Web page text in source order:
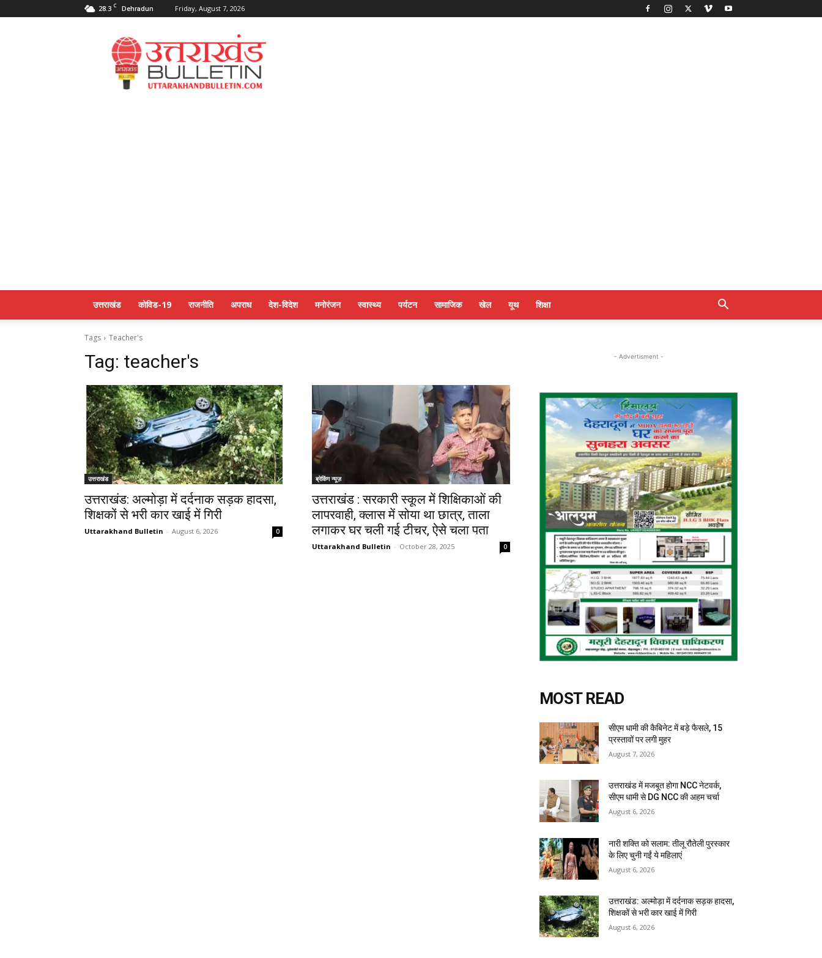
28.3 C Dehradun Friday, August 7, 2026
Uttarakahnd
Bulletin
उत्तराखंड कोविड-19 राजनीति अपराध देश-विदेश मनोरंजन स्वास्थ्य पर्यटन सामाजिक खेल यूथ शिक्षा
Tags Teacher's
Tag: teacher's
उत्तराखंड
उत्तराखंड: अल्मोड़ा में दर्दनाक सड़क हादसा,
शिक्षकों से भरी कार खाई में गिरी
Uttarakhand Bulletin - August 6, 2026 0
ब्रेकिंग न्यूज़
उत्तराखंड : सरकारी स्कूल में शिक्षिकाओं की
लापरवाही, क्लास में सोया था छात्र, ताला
लगाकर घर चली गई टीचर, ऐसे चला पता
Uttarakhand Bulletin - October 28, 2025 0
- Advertisment -
MOST READ
सीएम धामी की कैबिनेट में बड़े फैसले, 15
प्रस्तावों पर लगी मुहर
August 7, 2026
उत्तराखंड में मजबूत होगा NCC नेटवर्क,
सीएम धामी से DG NCC की अहम चर्चा
August 6, 2026
नारी शक्ति को सलाम: तीलू रौतेली पुरस्कार
के लिए चुनी गईं ये महिलाएं
August 6, 2026
उत्तराखंड: अल्मोड़ा में दर्दनाक सड़क हादसा,
शिक्षकों से भरी कार खाई में गिरी
August 6, 2026